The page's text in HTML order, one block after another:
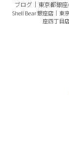
ブログ｜東京都銀
Shell Bear 銀座店｜
座四丁目